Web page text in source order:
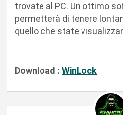
trovate al PC. Un ottimo
permetterà di tenere
quello che state
Download : WinLock